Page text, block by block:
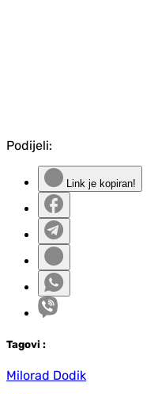
Podijeli:
Link je kopiran!
Tagovi :
Milorad Dodik